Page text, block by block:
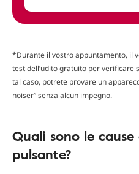
*Durante il vostro appuntamento, il
test dell’udito gratuito per verificare
tal caso, potrete provare un
noiser” senza alcun impegno.
Quali sono le
pulsante?